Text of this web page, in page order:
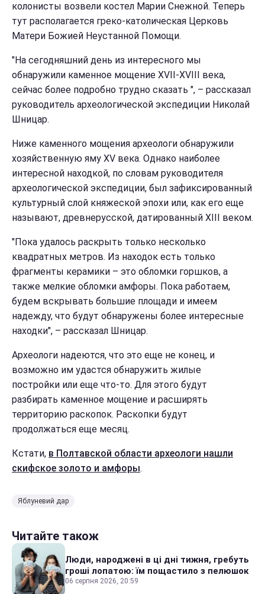
колонисты возвели костел Марии Снежной. Теперь
тут располагается греко-католическая Церковь
Матери Божией Неустанной Помощи.
"На сегодняшний день из интересного мы
обнаружили каменное мощение XVII-XVIII века,
сейчас более подробно трудно сказать ", – рассказал
руководитель археологической экспедиции Николай
Шницар.
Ниже каменного мощения археологи обнаружили
хозяйственную яму XV века. Однако наиболее
интересной находкой, по словам руководителя
археологической экспедиции, был зафиксированный
культурный слой княжеской эпохи или, как его еще
называют, древнерусской, датированный XIII веком.
"Пока удалось раскрыть только несколько
квадратных метров. Из находок есть только
фрагменты керамики – это обломки горшков, а
также мелкие обломки амфоры. Пока работаем,
будем вскрывать большие площади и имеем
надежду, что будут обнаружены более интересные
находки", – рассказал Шницар.
Археологи надеются, что это еще не конец, и
возможно им удастся обнаружить жилые
постройки или еще что-то. Для этого будут
разбирать каменное мощение и расширять
территорию раскопок. Раскопки будут
продолжаться еще месяц.
Кстати, в Полтавской области археологи нашли
скифское золото и амфоры.
Яблуневий дар
Читайте також
Люди, народжені в ці дні тижня, гребуть
гроші лопатою: їм пощастило з пелюшок
06 серпня 2026, 20:59